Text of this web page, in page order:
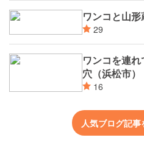
ワンコと山
29
ワンコを連
穴（浜松市）
16
人気ブログ記